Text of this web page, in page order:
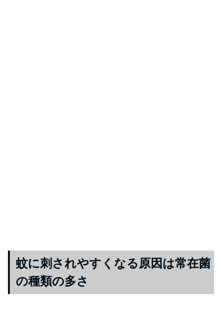
蚊に刺されやすくなる原因は常在菌
の種類の多さ